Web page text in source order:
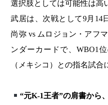
選択肢としては可能性は高
武居は、次戦として9月14
尚弥 vs ムロジョン・アフ
ンダーカードで、WBO1
（メキシコ）との指名試合
“元K-1王者”の肩書から